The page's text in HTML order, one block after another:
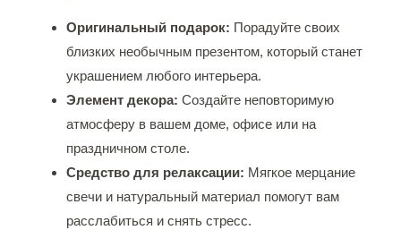
Оригинальный подарок: Порадуйте своих
близких необычным презентом, который станет
украшением любого интерьера.
Элемент декора: Создайте неповторимую
атмосферу в вашем доме, офисе или на
праздничном столе.
Средство для релаксации: Мягкое мерцание
свечи и натуральный материал помогут вам
расслабиться и снять стресс.